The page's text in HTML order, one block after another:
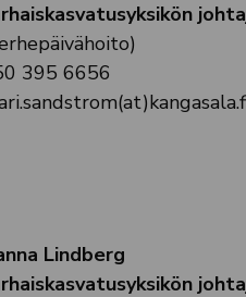
395 6656
Lindberg